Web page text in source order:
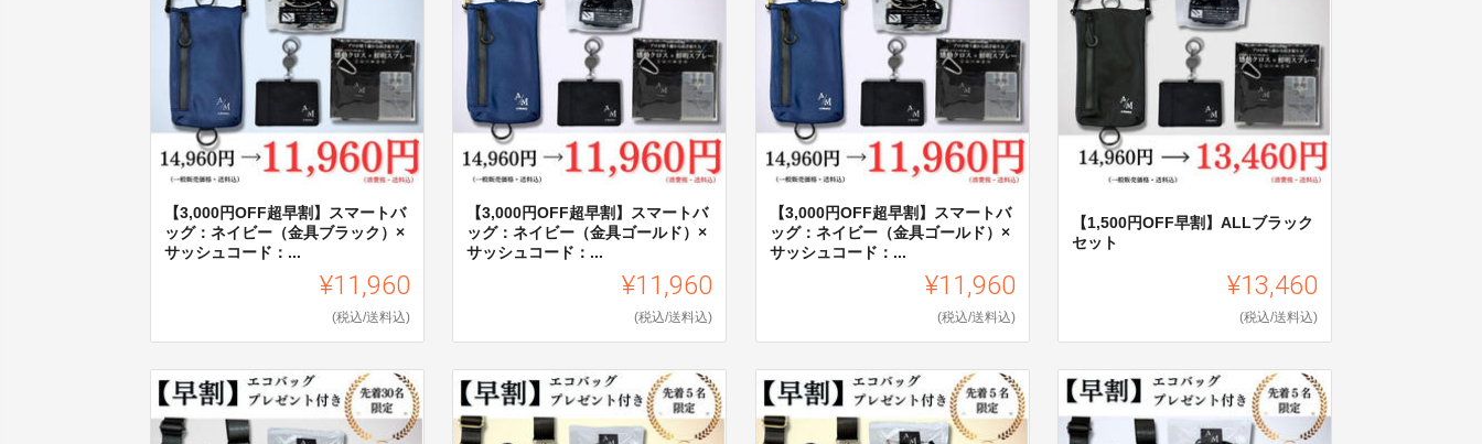
【3,000円OFF超早割】スマートバ
ッグ：ネイビー（金具ブラック）×
サッシュコード：...
¥11,960
(税込/送料込)
【3,000円OFF超早割】スマートバ
ッグ：ネイビー（金具ゴールド）×
サッシュコード：...
¥11,960
(税込/送料込)
【3,000円OFF超早割】スマートバ
ッグ：ネイビー（金具ゴールド）×
サッシュコード：...
¥11,960
(税込/送料込)
【1,500円OFF早割】ALLブラック
セット
¥13,460
(税込/送料込)